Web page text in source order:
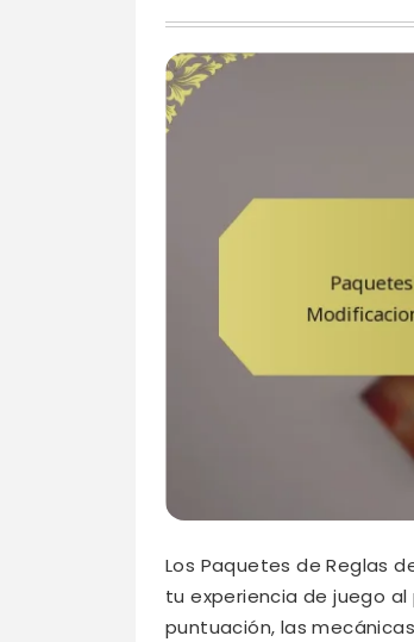
Los Paquetes de Reglas
tu experiencia de juego
puntuación, las